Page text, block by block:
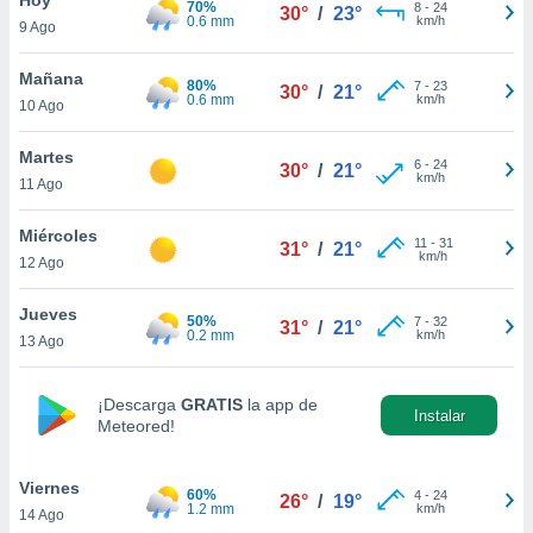
y
en
más
de
cookies
aceptar
9 Ago
70%
0.6 mm
30° / 23° 8- 24
km/h
Mañana
10 Ago
80%
0.6 mm
30° / 21° 7- 23
km/h
Martes
11 Ago
30° / 21° 6- 24
km/h
Miércoles
12 Ago
31° / 21° 11 - 31
km/h
Jueves
13 Ago
50%
0.2 mm
31° / 21° 7- 32
km/h
¡Descarga GRATIS la app de
Meteored!
Instalar
Viernes
14 Ago
60%
1.2 mm
26° / 19° 4- 24
km/h